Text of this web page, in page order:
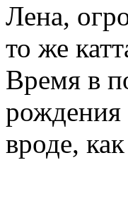
Лена,
то же
Время в
рождения
вроде,